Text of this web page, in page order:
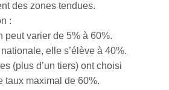
des zones tendues.
:
peut varier de 5% à 60%.
elle s’élève à 40%.
(plus d’un tiers) ont choisi
taux maximal de 60%.